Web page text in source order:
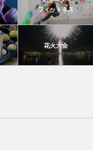
フィットネス
花火大会